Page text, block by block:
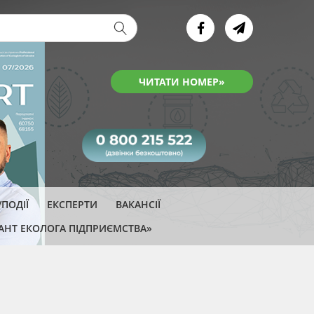
ЧИТАТИ НОМЕР»
форма
ЕКСПЕРТИ
ВАКАНСІЇ
ЕКОЛОГА ПІДПРИЄМСТВА»